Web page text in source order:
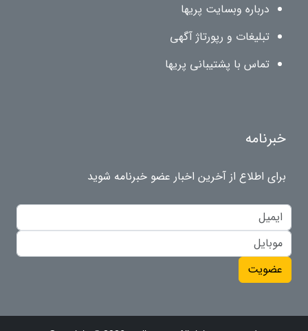
درباره وبسایت پریها
تبلیغات و رپورتاژ آگهی
تماس با پشتیبانی پریها
خبرنامه
برای اطلاع از آخرین اخبار عضو خبرنامه شوید
عضویت